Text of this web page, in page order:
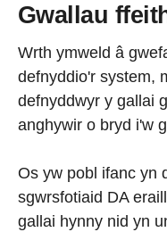
Gwallau
Wrth ymweld â
defnyddio'r system,
defnyddwyr y gallai
anghywir o bryd i'w
Os yw pobl ifanc yn
sgwrsfotiaid DA
gallai hynny nid yn